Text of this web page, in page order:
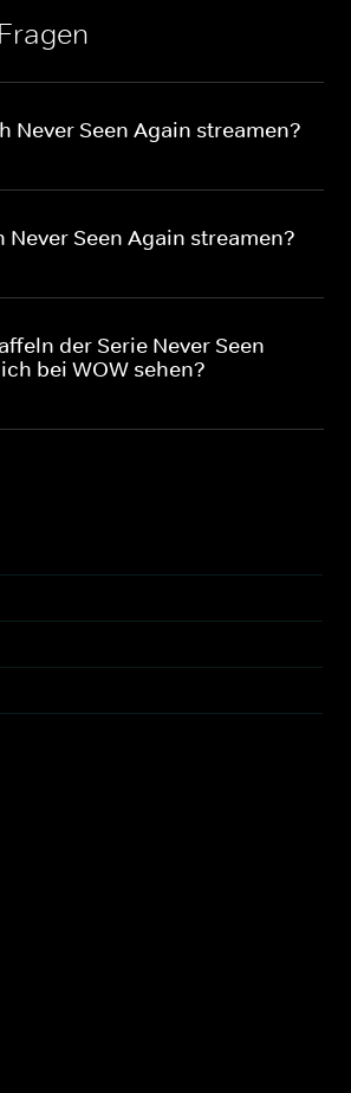
Never Seen Again streamen?
Never Seen Again streamen?
der Serie Never Seen
bei WOW sehen?